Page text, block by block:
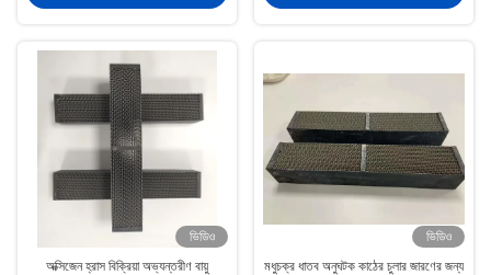
ভিডিও
অক্সিজেন হ্রাস বিক্রিয়া অভ্যন্তরীণ বায়ু
ভিডিও
মধুচক্র ধাতব অনুঘটক কাঠের চুলার জারণের জন্য